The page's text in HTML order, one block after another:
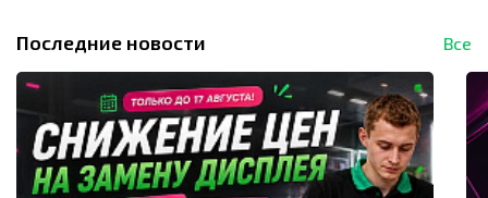
Последние новости Все